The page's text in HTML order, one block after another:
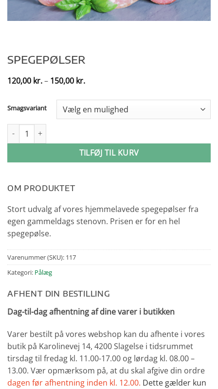
SPEGEPØLSER
120,00 kr.– 150,00 kr.Prisinterval:
150,00 kr.
Smagsvariant
Spegepølser antal
TILFØJ TIL KURV
OM PRODUKTET
Stort udvalg af vores hjemmelavede spegepølser fra
egen gammeldags stenovn. Prisen er for en hel
spegepølse.
Varenummer (SKU): 117
Kategori: Pålæg
AFHENT DIN BESTILLING
Dag-til-dag afhentning af dine varer i butikken
Varer bestilt på vores webshop kan du afhente i vores
butik på Karolinevej 14, 4200 Slagelse i tidsrummet
tirsdag til fredag kl. 11.00-17.00 og lørdag kl. 08.00 –
13.00. Vær opmærksom på, at du skal afgive din ordre
dagen før afhentning inden kl. 12.00. Dette gælder kun